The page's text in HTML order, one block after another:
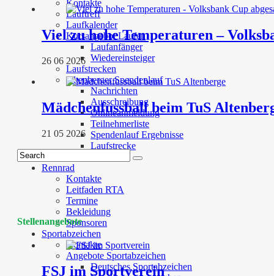
Kontakte
Lauftreff
Laufkalender
Kursangebot Laufen
Laufanfänger
Wiedereinsteiger
Laufstrecken
Altenberger Spendenlauf
Nachrichten
Ausschreibung
Onlineanmeldung
Teilnehmerliste
Spendenlauf Ergebnisse
Laufstrecke
Rennrad
Kontakte
Leitfaden RTA
Termine
Bekleidung
Sponsoren
Sportabzeichen
Kontakte
Angebote Sportabzeichen
Deutsches Sportabzeichen
Viel zu hohe Temperaturen –
26 06 2026
Mädchenfussball beim TuS
21 05 2026
Stellenangebote
FSJ im Sportverein